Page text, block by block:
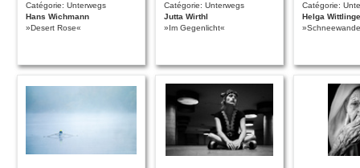
Catégorie: Unterwegs
Hans Wichmann
»Desert Rose«
Catégorie: Unterwegs
Jutta Wirthl
»Im Gegenlicht«
Catégorie:
Helga